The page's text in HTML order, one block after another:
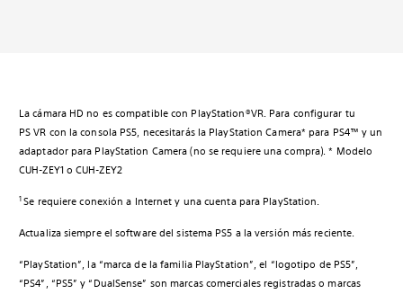
La cámara HD no es compatible con PlayStation®VR. Para configurar tu
PS VR con la consola PS5, necesitarás la PlayStation Camera* para PS4™ y un
adaptador para PlayStation Camera (no se requiere una compra). * Modelo
CUH-ZEY1 o CUH-ZEY2
1Se requiere conexión a Internet y una cuenta para PlayStation.
Actualiza siempre el software del sistema PS5 a la versión más reciente.
“PlayStation”, la “marca de la familia PlayStation”, el “logotipo de PS5”,
“PS4”, “PS5” y “DualSense” son marcas comerciales registradas o marcas